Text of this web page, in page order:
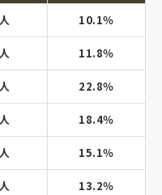
10.1％
11.8％
22.8％
18.4％
15.1％
13.2％